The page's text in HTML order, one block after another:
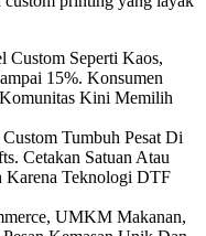
Custom Seperti Kaos,
15%. Konsumen
Kini Memilih
Tumbuh Pesat Di
Cetakan Satuan Atau
Karena Teknologi DTF
UMKM Makanan,